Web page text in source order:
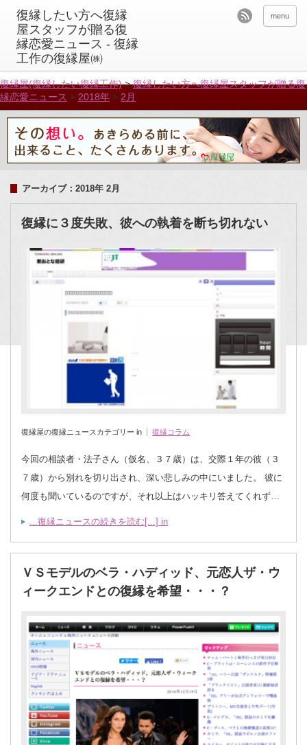
menu
復縁屋(復縁したい復縁工作)>復縁したい方へ復縁屋スタッフが贈る復
縁恋愛ニュース > 2018年 > 2月
アーカイブ：2018年 2月
復縁に３度失敗、彼への執着を断ち切れない
復縁屋の復縁ニュースカテゴリー in 復縁コラム
今回の相談者・法子さん（仮名、３７歳）は、交際１年の彼（３
７歳）から別れを切り出され、深い悲しみの中にいました。 彼に
何度も聞いているのですが、それ以上はハッキリ答えてくれず…
...復縁ニュースの続きを読む[...] in
ＶＳモデルのベラ・ハディッド、元恋人ザ・ウ
ィークエンドとの復縁を希望・・・？